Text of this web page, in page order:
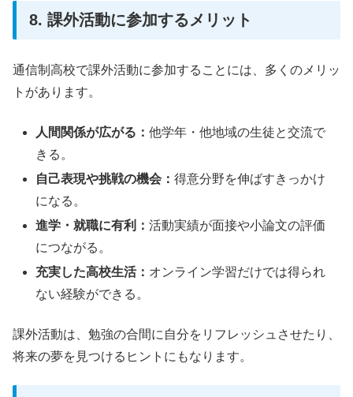
8. 課外活動に参加するメリット
通信制高校で課外活動に参加することには、多くのメリッ
トがあります。
人間関係が広がる：他学年・他地域の生徒と交流で
きる。
自己表現や挑戦の機会：得意分野を伸ばすきっかけ
になる。
進学・就職に有利：活動実績が面接や小論文の評価
につながる。
充実した高校生活： オンライン学習だけでは得られ
ない経験ができる。
課外活動は、勉強の合間に自分をリフレッシュさせたり、
将来の夢を見つけるヒントにもなります。